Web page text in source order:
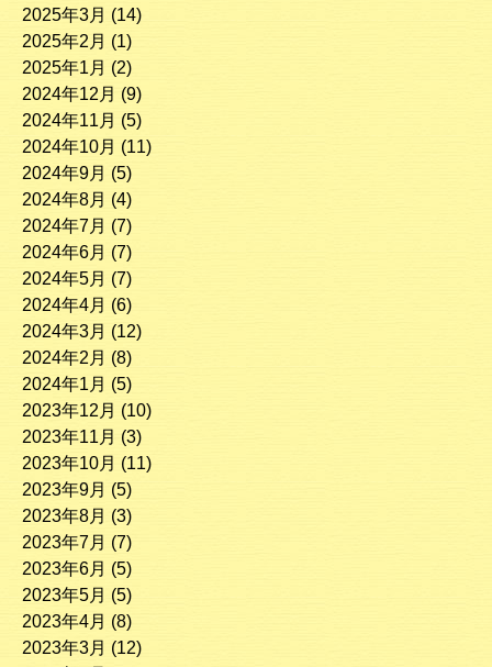
2025年3月 (14)
2025年2月 (1)
2025年1月 (2)
2024年12月 (9)
2024年11月 (5)
2024年10月 (11)
2024年9月 (5)
2024年8月 (4)
2024年7月 (7)
2024年6月 (7)
2024年5月 (7)
2024年4月 (6)
2024年3月 (12)
2024年2月 (8)
2024年1月 (5)
2023年12月 (10)
2023年11月 (3)
2023年10月 (11)
2023年9月 (5)
2023年8月 (3)
2023年7月 (7)
2023年6月 (5)
2023年5月 (5)
2023年4月 (8)
2023年3月 (12)